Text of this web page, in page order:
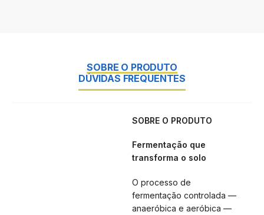
SOBRE O PRODUTO
DÚVIDAS FREQUENTES
SOBRE O PRODUTO
Fermentação que
transforma o solo
O processo de
fermentação controlada —
anaeróbica e aeróbica —